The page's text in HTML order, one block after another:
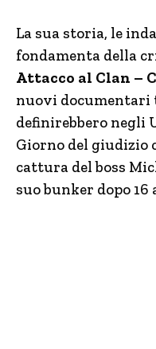
La sua storia, le
fondamenta della
Attacco al Clan –
nuovi documentari
definirebbero negli
Giorno del giudizio
cattura del boss
suo bunker dopo